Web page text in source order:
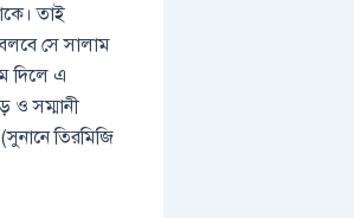
তাই
সে সালাম
দিলে এ
ও সম্মানী
তিরমিজি